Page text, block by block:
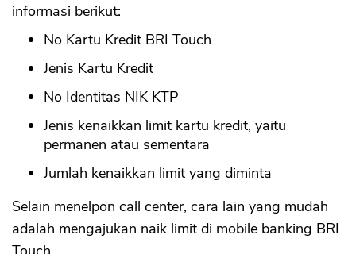
informasi berikut:
No Kartu Kredit BRI Touch
Jenis Kartu Kredit
No Identitas NIK KTP
Jenis kenaikkan limit kartu kredit, yaitu
permanen atau sementara
Jumlah kenaikkan limit yang diminta
Selain menelpon call center, cara lain yang mudah
adalah mengajukan naik limit di mobile banking BRI